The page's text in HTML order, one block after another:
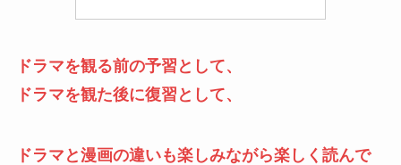
ドラマを観る前の予習として、
ドラマを観た後に復習として、
ドラマと漫画の違いも楽しみながら楽しく読んで